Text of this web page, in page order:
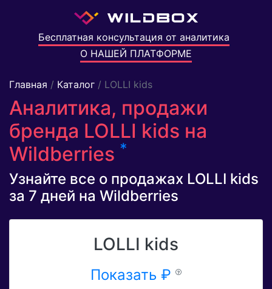
Бесплатная консультация от аналитика
О НАШЕЙ ПЛАТФОРМЕ
Главная / Каталог / LOLLI kids
Аналитика, продажи
бренда LOLLI kids на
Wildberries *
Узнайте все о продажах LOLLI kids
за 7 дней на Wildberries
LOLLI kids
Показать ₽